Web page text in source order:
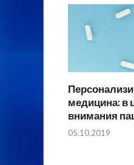
медицина: в
внимания
05.10.2019